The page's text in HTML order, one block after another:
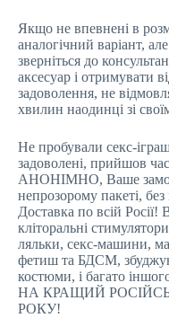
Якщо не впевнені в
аналогічний варіант,
зверніться до
аксесуар і отримувати
задоволення, не
хвилин наодинці зі
Не пробували секс-
задоволені, прийшов
АНОНІМНО, Ваше
непрозорому пакеті, без
Доставка по всій Росії!
кліторальні
ляльки, секс-машини,
фетиш та БДСМ,
костюми, і багато
НА КРАЩИЙ
РОКУ!